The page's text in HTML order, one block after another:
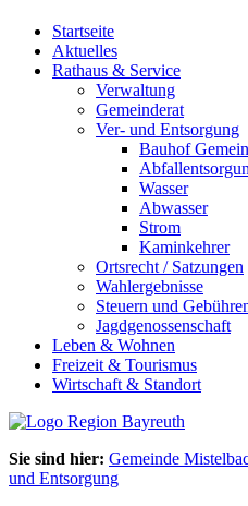
Startseite
Aktuelles
Rathaus & Service
Verwaltung
Gemeinderat
Ver- und Entsorgung
Bauhof
Wasser
Abwasser
Strom
Kaminkehrer
Ortsrecht / Satzungen
Wahlergebnisse
Steuern und
Jagdgenossenschaft
Leben & Wohnen
Freizeit & Tourismus
Wirtschaft & Standort
Sie sind hier: Gemeinde
und Entsorgung